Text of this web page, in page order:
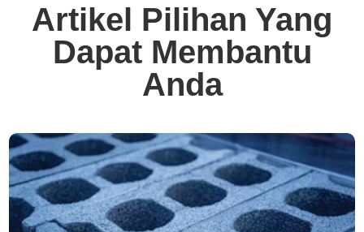
Artikel Pilihan Yang
Dapat Membantu
Anda